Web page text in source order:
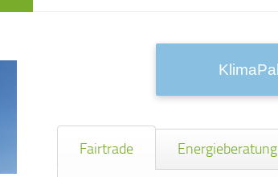
Fairtrade Energieberatung